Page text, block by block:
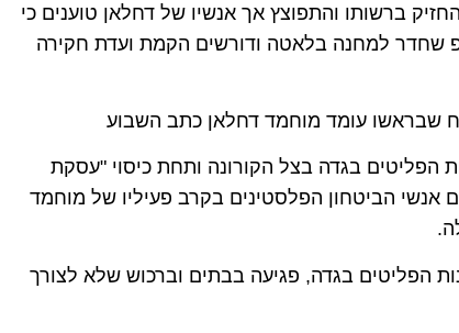
ברשותו והתפוצץ אך אנשיו של דחלאן טוענים כי
שחדר למחנה בלאטה ודורשים הקמת ועדת חקירה
שבראשו עומד מוחמד דחלאן כתב השבוע
בגדה בצל הקורונה ותחת כיסוי "עסקת
הביטחון הפלסטינים בקרב פעיליו של מוחמד
הפליטים בגדה, פגיעה בבתים וברכוש שלא לצורך